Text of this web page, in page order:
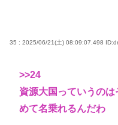
35 : 2025/06/21(土) 08:09:07.498
>>24
資源大国っていうの
めて名乗れるんだわ